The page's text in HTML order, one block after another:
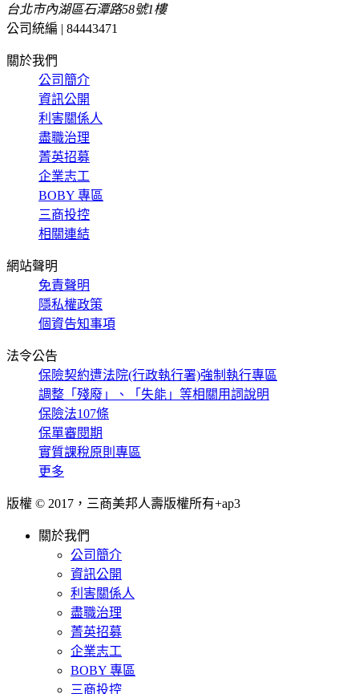
台北市內湖區石潭路58號1樓
公司統編 | 84443471
關於我們
公司簡介
資訊公開
利害關係人
盡職治理
菁英招募
企業志工
BOBY 專區
三商投控
相關連結
網站聲明
免責聲明
隱私權政策
個資告知事項
法令公告
保險契約遭法院(行政執行署)強制執行專區
調整「殘廢」、「失能」等相關用詞說明
保險法107條
保單審閱期
實質課稅原則專區
更多
版權 © 2017，三商美邦人壽版權所有+ap3
關於我們
公司簡介
資訊公開
利害關係人
盡職治理
菁英招募
企業志工
BOBY 專區
三商投控